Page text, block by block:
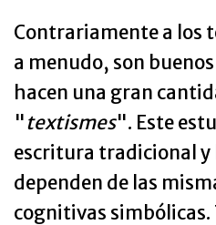
Contrariamente a los
a menudo, son
hacen una gran
"textismes". Este
escritura tradicional y
dependen de las
cognitivas